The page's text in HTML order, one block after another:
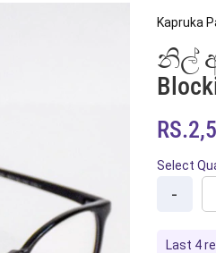
Kapruka
නිල්
Select
-
Last 4